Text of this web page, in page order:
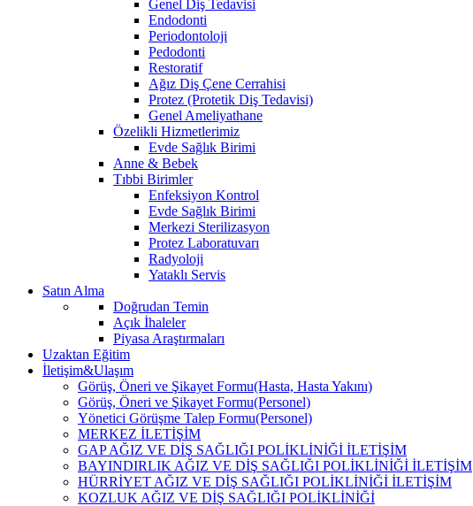
Genel Diş Tedavisi
Endodonti
Periodontoloji
Pedodonti
Restoratif
Ağız Diş Çene Cerrahisi
Protez (Protetik Diş Tedavisi)
Genel Ameliyathane
Özelikli Hizmetlerimiz
Evde Sağlık Birimi
Anne & Bebek
Tıbbi Birimler
Enfeksiyon Kontrol
Evde Sağlık Birimi
Merkezi Sterilizasyon
Protez Laboratuvarı
Radyoloji
Yataklı Servis
Satın Alma
Doğrudan Temin
Açık İhaleler
Piyasa Araştırmaları
Uzaktan Eğitim
İletişim&Ulaşım
Görüş, Öneri ve Şikayet Formu(Hasta, Hasta Yakını)
Görüş, Öneri ve Şikayet Formu(Personel)
Yönetici Görüşme Talep Formu(Personel)
MERKEZ İLETİŞİM
GAP AĞIZ VE DİŞ SAĞLIĞI POLİKLİNİĞİ İLETİŞİM
BAYINDIRLIK AĞIZ VE DİŞ SAĞLIĞI POLİKLİNİĞİ İLETİŞİM
HÜRRİYET AĞIZ VE DİŞ SAĞLIĞI POLİKLİNİĞİ İLETİŞİM
KOZLUK AĞIZ VE DİŞ SAĞLIĞI POLİKLİNİĞİ